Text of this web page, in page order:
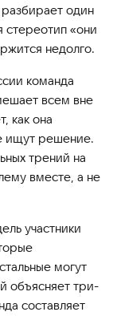
один
стереотип «они
недолго.
команда
всем вне
как она
ищут решение.
трений на
вместе, а не
участники
могут
объясняет три-
составляет